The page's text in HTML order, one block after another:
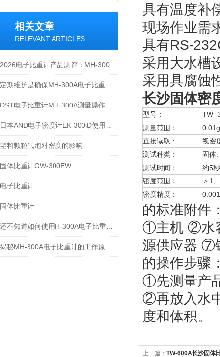
相关文章
RELEVANT ARTICLES
塑料颗粒气泡对密度的影响
固体比重计GW-300EW
电子比重计
固体比重计
具有温度补
现场作业需
具有RS-
采用大水槽
采用具腐蚀
长沙固体密
型号：
测量范围：
直接读取：
视密
测试种类：
固体
测试时间：
约5秒
密度范围：
＞1
密度精度：
的标准附件
①主机 ②水
源供应器 ⑦
的操作步骤
①先测量产
②再放入水
度和体积。
上一篇： TW-600A长沙固体